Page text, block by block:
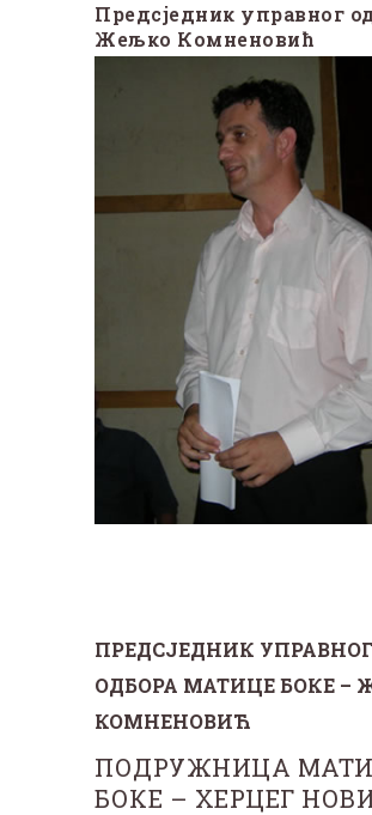
Предсједник управног
Жељко Комненовић
ПРЕДСЈЕДНИК УПРАВНОГ
ОДБОРА МАТИЦЕ БОКЕ –
КОМНЕНОВИЋ
ПОДРУЖНИЦА
БОКЕ – ХЕРЦЕГ